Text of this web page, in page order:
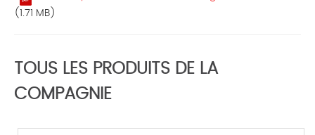
(1.71 MB)
TOUS LES PRODUITS DE LA
COMPAGNIE